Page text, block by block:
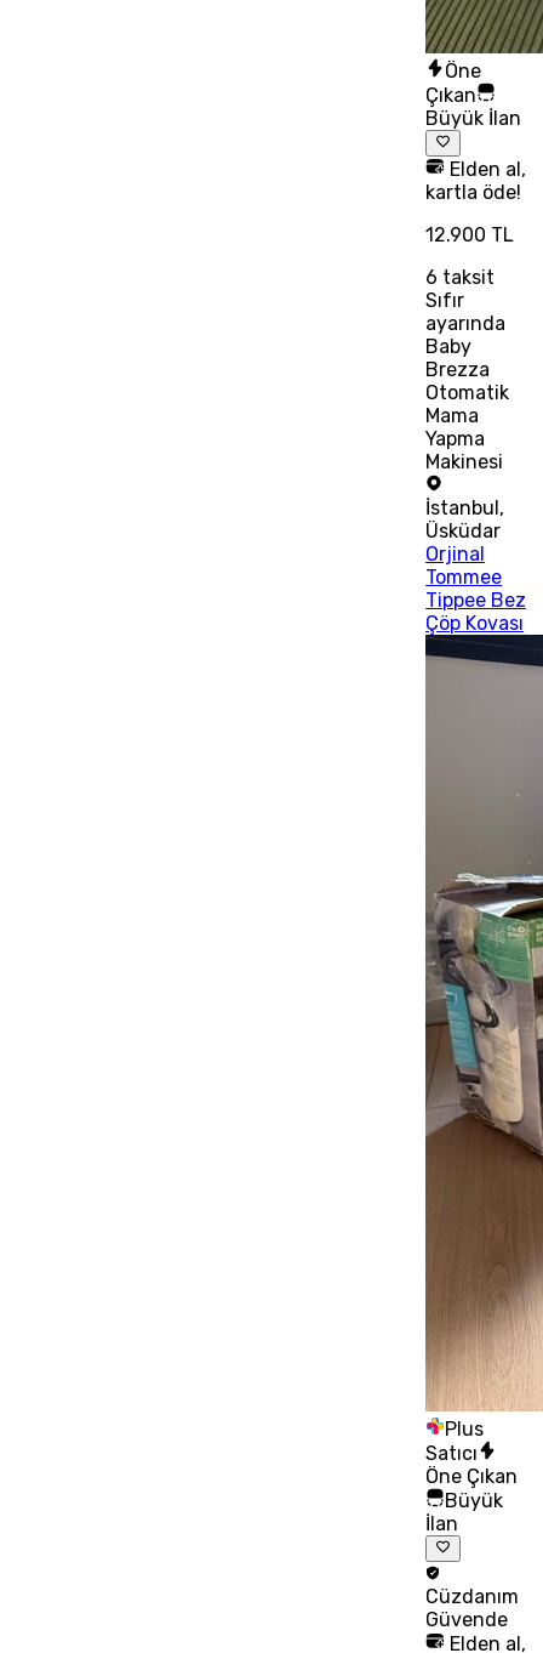
Öne
Çıkan
Büyük İlan
Elden al,
kartla öde!
12.900 TL
6 taksit
Sıfır
ayarında
Baby
Brezza
Otomatik
Mama
Yapma
Makinesi
İstanbul,
Üsküdar
Orjinal
Tommee
Tippee Bez
Çöp Kovası
Plus
Satıcı
Öne Çıkan
Büyük
İlan
Cüzdanım
Güvende
Elden al,